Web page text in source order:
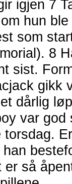
igjen 7
hun
som
8
sist.
gikk
dårlig
var god
er så